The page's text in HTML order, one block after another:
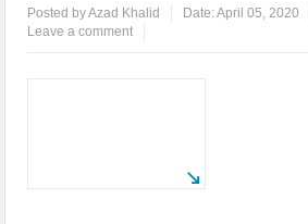
Posted byAzad Khalid Date:April 05, 2020
Leave a comment